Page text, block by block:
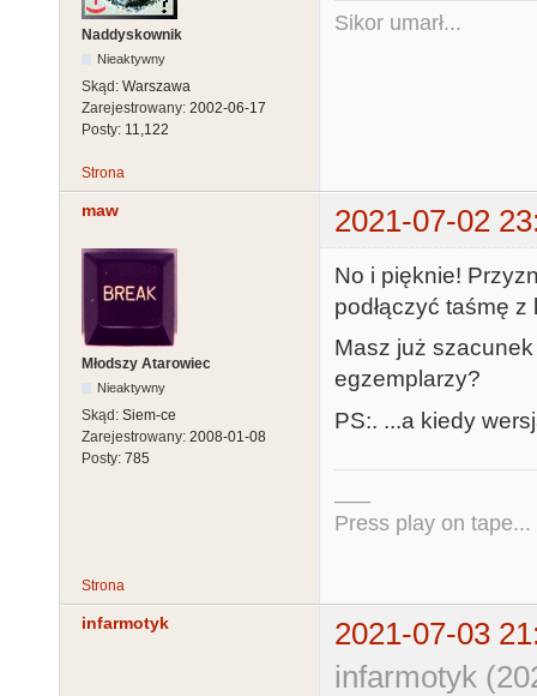
Naddyskownik
Nieaktywny
Skąd: Warszawa
Zarejestrowany: 2002-06-17
Posty: 11,122
Sikor umarł...
Strona
maw 2021-07-02
Młodszy Atarowiec
Nieaktywny
Skąd: Siem-ce
Zarejestrowany: 2008-01-08
Posty: 785
No i pięknie!
podłączyć taśmę
Masz już
egzemplarzy?
PS:. ...a kiedy
Press play on tape...
Strona
infarmotyk
2021-07-03
infarmotyk